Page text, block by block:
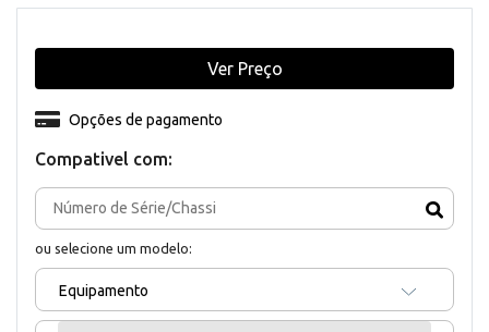
Compativel com:
ou selecione um modelo:
Equipamento
Opções de pagamento
Ver Preço